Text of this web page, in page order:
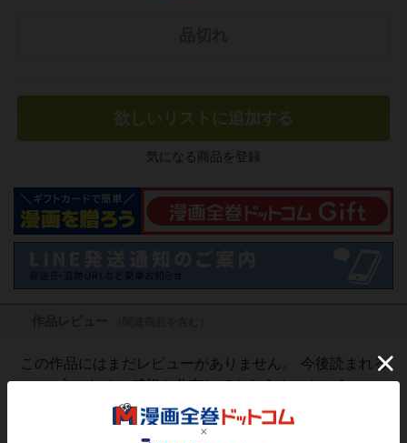
欲しいリストに追加する
気になる商品を登録
この作品にはまだレビューがありません。 今後読まれる
方のために感想を共有してもらえませんか？
レビューを書く